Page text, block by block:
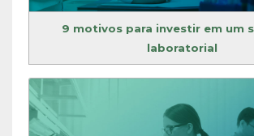
9 motivos para investir em um
laboratorial